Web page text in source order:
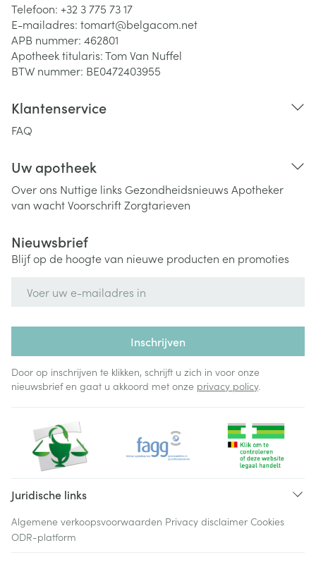
Telefoon: +32 3 775 73 17
E-mailadres: tomart@belgacom.net
APB nummer: 462801
Apotheek titularis:Tom Van Nuffel
BTW nummer: BE0472403955
Klantenservice
FAQ
Uw apotheek
Over ons Nuttige links Gezondheidsnieuws Apotheker
van wachtVoorschriftZorgtarieven
Nieuwsbrief
Blijf op de hoogte van nieuwe producten en promoties
Inschrijven
Door op inschrijven te klikken, schrijft u zich in voor onze
nieuwsbrief en gaat u akkoord met onze privacy policy.
Juridische links
Algemene verkoopsvoorwaarden Privacy disclaimer Cookies
ODR-platform